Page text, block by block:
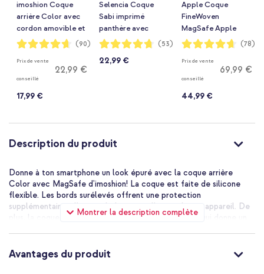
imoshion Coque
arrière Color avec
cordon amovible et
MagSafe Apple
Nude
Notation:
93%
(90)
Prix de vente
conseillé
22,99 €
17,99 €
Selencia Coque
Sabi imprimé
panthère avec
MagSafe Apple
Soft Ivory
Notation:
94%
(53)
22,99 €
Apple Coque
FineWoven
MagSafe Apple
iPhone 15 Pro Max -
Notation:
93%
(78)
Prix de vente
conseillé
69,99 €
44,99 €
Description du produit
Montrer la description complète
Donne à ton smartphone un look épuré avec la coque arrière
Color avec MagSafe d'imoshion! La coque est faite de silicone
flexible. Les bords surélevés offrent une protection
supplémentaire à l'appareil photo et à l'écran de ton appareil. De
plus, la coque est finie avec un revêtement mat, ce qui donne un
fonction MagSafe intégrée, ce qui te permet d'utiliser facilement
les produits MagSafe. Grâce au design mince de la coque, ton
Avantages du produit